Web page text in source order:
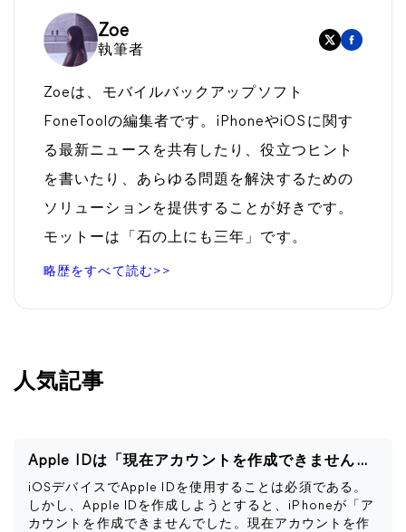
Zoe
執筆者
Zoeは、モバイルバックアップソフト
FoneToolの編集者です。iPhoneやiOSに関す
る最新ニュースを共有したり、役立つヒント
を書いたり、あらゆる問題を解決するための
ソリューションを提供することが好きです。
モットーは「石の上にも三年」です。
略歴をすべて読む>>
人気記事
Apple IDは「現在アカウントを作成できません」と表示される
iOSデバイスでApple IDを使用することは必須である。
しかし、Apple IDを作成しようとすると、iPhoneが「ア
カウントを作成できませんでした。現在アカウントを作